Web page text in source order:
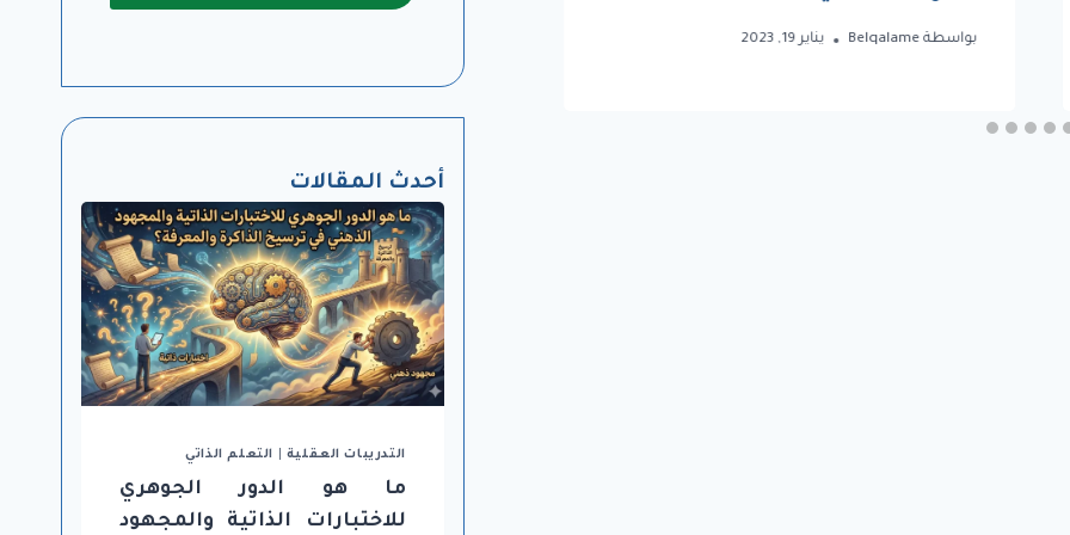
بواسطة Belqalame يناير 19, 2023
Belqalame
أحدث المقالات
التدريبات العقلية التعلم الذاتي
ما هو الدور الجوهري
للاختبارات الذاتية والمجهود